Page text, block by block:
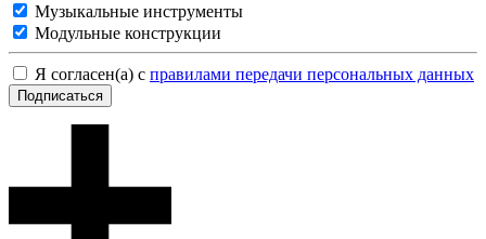
Музыкальные инструменты
Модульные конструкции
Я согласен(а) с правилами передачи персональных данных
Подписаться